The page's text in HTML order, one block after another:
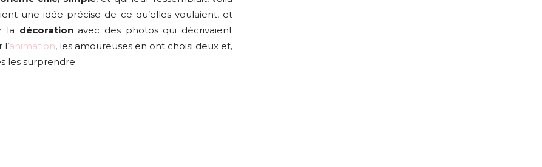
une idée précise de ce qu’elles voulaient, et
la décorationavec des photos qui décrivaient
animation, les amoureuses en ont choisi deux et,
les surprendre.